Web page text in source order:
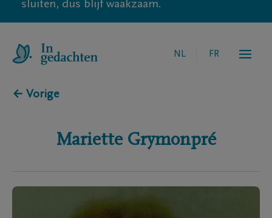
sluiten, dus blijf waakzaam.
NL FR
← Vorige
Mariette Grymonpré